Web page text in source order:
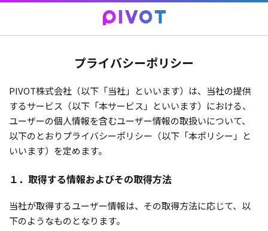
プライバシーポリシー
PIVOT株式会社（以下「当社」といいます）は、当社の提供
するサービス（以下「本サービス」といいます）における、
ユーザーの個人情報を含むユーザー情報の取扱いについて、
以下のとおりプライバシーポリシー（以下「本ポリシー」と
いいます）を定めます。
１．取得する情報およびその取得方法
当社が取得するユーザー情報は、その取得方法に応じて、以
下のようなものとなります。